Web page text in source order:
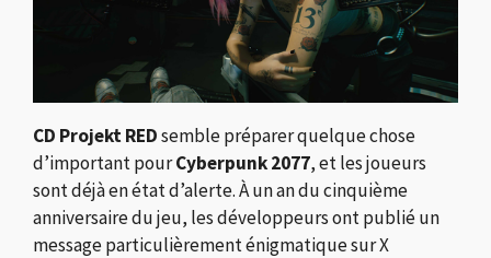
CD Projekt REDsemble préparer quelque chose
d’important pourCyberpunk 2077, et les joueurs
sont déjà en état d’alerte. À un an du cinquième
anniversaire du jeu, les développeurs ont publié un
message particulièrement énigmatique sur X